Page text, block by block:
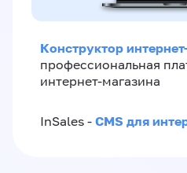
Конструктор
профессиональная
интернет-магазина
InSales - CMS для